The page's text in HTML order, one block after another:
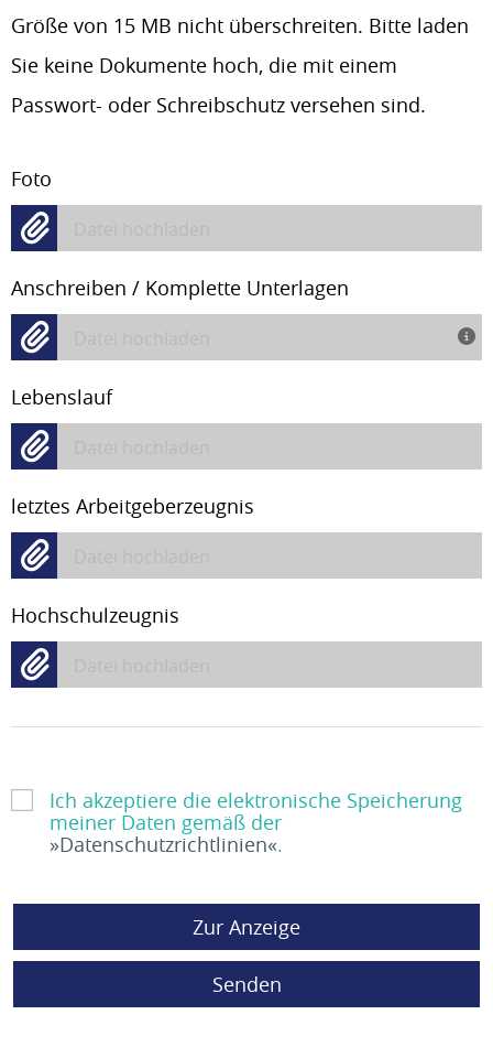
Größe von 15 MB nicht überschreiten. Bitte laden
Sie keine Dokumente hoch, die mit einem
Passwort- oder Schreibschutz versehen sind.
Foto
Anschreiben / Komplette Unterlagen
Lebenslauf
letztes Arbeitgeberzeugnis
Hochschulzeugnis
Ich akzeptiere die elektronische Speicherung
meiner Daten gemäß der
Datenschutzrichtlinien .
Zur Anzeige
Senden